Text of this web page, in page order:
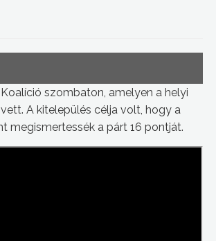
szombaton, amelyen a helyi
A kitelepülés célja volt, hogy a
megismertessék a párt 16 pontját.